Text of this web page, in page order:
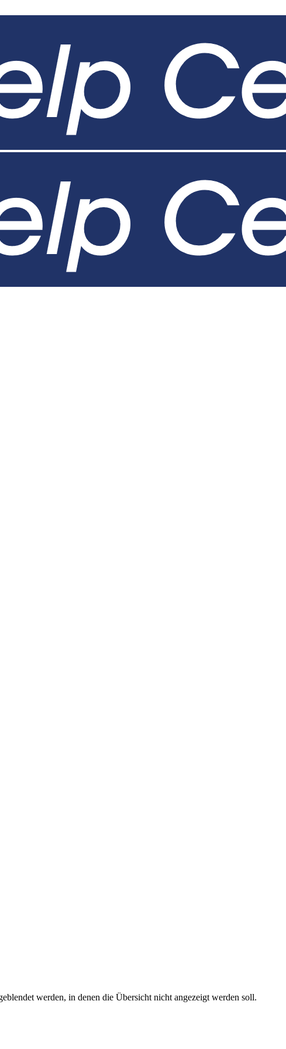
werden, in denen die Übersicht nicht angezeigt werden soll.